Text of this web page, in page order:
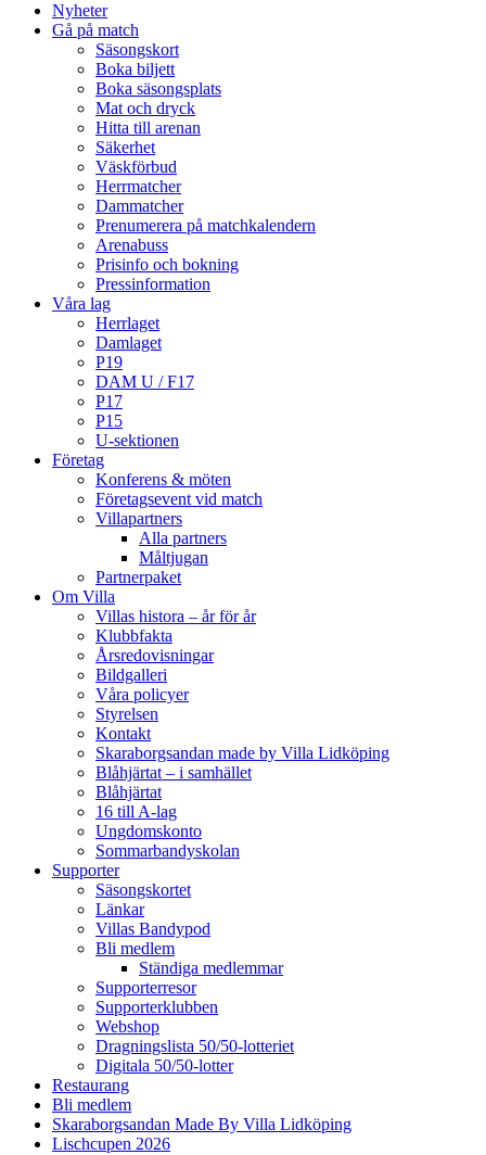
Nyheter
Gå på match
Säsongskort
Boka biljett
Boka säsongsplats
Mat och dryck
Hitta till arenan
Säkerhet
Väskförbud
Herrmatcher
Dammatcher
Prenumerera på matchkalendern
Arenabuss
Prisinfo och bokning
Pressinformation
Våra lag
Herrlaget
Damlaget
P19
DAM U / F17
P17
P15
U-sektionen
Företag
Konferens & möten
Företagsevent vid match
Villapartners
Alla partners
Måltjugan
Partnerpaket
Om Villa
Villas histora – år för år
Klubbfakta
Årsredovisningar
Bildgalleri
Våra policyer
Styrelsen
Kontakt
Skaraborgsandan made by Villa Lidköping
Blåhjärtat – i samhället
Blåhjärtat
16 till A-lag
Ungdomskonto
Sommarbandyskolan
Supporter
Säsongskortet
Länkar
Villas Bandypod
Bli medlem
Ständiga medlemmar
Supporterresor
Supporterklubben
Webshop
Dragningslista 50/50-lotteriet
Digitala 50/50-lotter
Restaurang
Bli medlem
Skaraborgsandan Made By Villa Lidköping
Lischcupen 2026